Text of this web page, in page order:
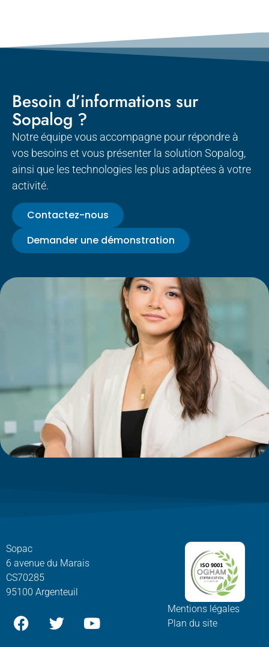
Besoin d’informations sur
Sopalog ?
Notre équipe vous accompagne pour répondre à
vos besoins et vous présenter la solution Sopalog,
ainsi que les technologies les plus adaptées à votre
activité.
Contactez-nous
Demander une démonstration
Sopac
6 avenue du Marais
CS70285
95100 Argenteuil
Mentions légales
Plan du site